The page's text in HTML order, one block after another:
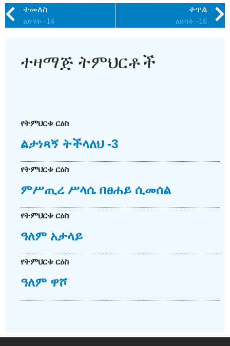
ተመለስ
ዕድገት -14
ቀጥል
ዕድገት -16
ተዛማጅ ትምህርቶች
የትምህርቱ ርዕስ
ልታነጻኝ ትችላለህ -3
የትምህርቱ ርዕስ
ምሥጢረ ሥላሴ በፀሐይ ሲመሰል
የትምህርቱ ርዕስ
ዓለም አታላይ
የትምህርቱ ርዕስ
ዓለም ዋሾ